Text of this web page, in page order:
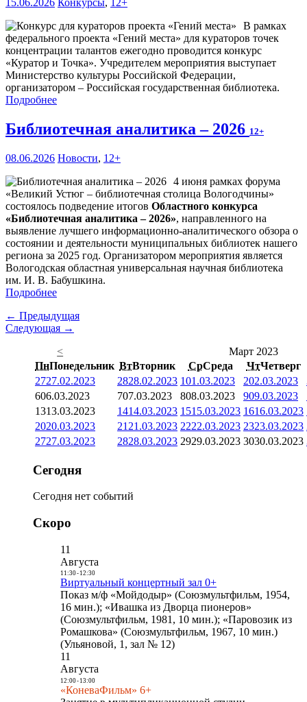
15.06.2026 Конкурсы,
12+
В рамках
федерального проекта «Гений места» для кураторов точек
концентрации талантов ежегодно проводится конкурс
«Куратор и Точка». Учредителем мероприятия выступает
Министерство культуры Российской Федерации,
организатором – Российская государственная библиотека.
Подробнее
Библиотечная аналитика – 2026 12+
08.06.2026 Новости, 12+
4 июня рамках форума
«Великий Устюг – библиотечная столица Вологодчины»
состоялось подведение итогов Областного конкурса
«Библиотечная аналитика – 2026», направленного на
выявление лучшего информационно-аналитического обзора о
состоянии и деятельности муниципальных библиотек нашего
региона за 2025 год. Организатором мероприятия является
Вологодская областная универсальная научная библиотека
им. И. В. Бабушкина.
Подробнее
← Предыдущая
Следующая →
<
Март 2023
ПнПонедельник ВтВторник СрСреда ЧтЧетверг
2727.02.2023 2828.02.2023 101.03.2023 202.03.2023
606.03.2023 707.03.2023 808.03.2023 909.03.2023
1313.03.2023 1414.03.2023 1515.03.2023 1616.03.2023
2020.03.2023 21 21.03.2023 2222.03.2023 2323.03.2023
2727.03.2023 2828.03.2023 2929.03.2023 3030.03.2023
Сегодня
Сегодня нет событий
Скоро
11
Августа
11:30- 12:30
Виртуальный концертный зал 0+
Показ м/ф «Мойдодыр» (Союзмультфильм, 1954,
16 мин.); «Ивашка из Дворца пионеров»
(Союзмультфильм, 1981, 10 мин.); «Паровозик из
Ромашкова» (Союзмультфильм, 1967, 10 мин.)
(Ульяновой, 1, зал № 12)
11
Августа
12:00- 13:00
«КоневаФильм» 6+